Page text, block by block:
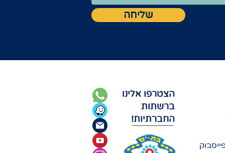
שליחה
הצטרפו אלינו
ברשתות
החברתיות!